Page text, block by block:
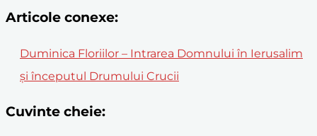
Articole conexe:
Duminica Floriilor – Intrarea Domnului în Ierusalim
și începutul Drumului Crucii
Cuvinte cheie: